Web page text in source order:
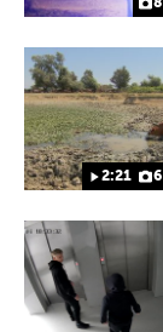
8
2:21 6